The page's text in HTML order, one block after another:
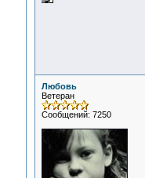
Любовь
Ветеран
Сообщений: 7250